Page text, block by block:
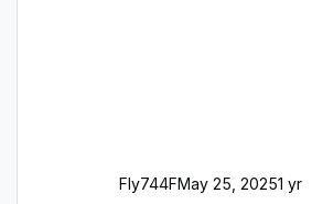
Fly744FMay 25, 20251 yr